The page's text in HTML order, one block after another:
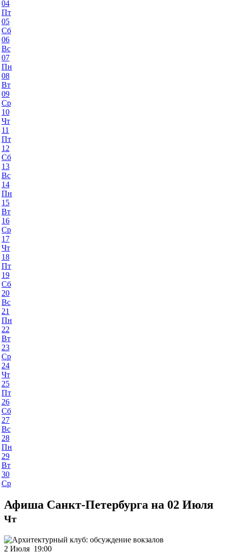
04
Пт
05
Сб
06
Вс
07
Пн
08
Вт
09
Ср
10
Чт
11
Пт
12
Сб
13
Вс
14
Пн
15
Вт
16
Ср
17
Чт
18
Пт
19
Сб
20
Вс
21
Пн
22
Вт
23
Ср
24
Чт
25
Пт
26
Сб
27
Вс
28
Пн
29
Вт
30
Ср
Афиша Санкт-Петербурга на 02 Июля
Чт
2 Июля 19:00